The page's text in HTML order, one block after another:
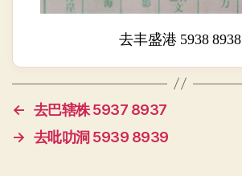
去丰盛港 5938 8938
← 去巴辖株 5937 8937
→ 去吡叻洞 5939 8939